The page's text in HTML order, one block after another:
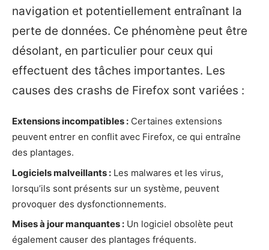
navigation et potentiellement entraînant la
perte de données. Ce phénomène peut être
désolant, en particulier pour ceux qui
effectuent des tâches importantes. Les
causes des crashs de Firefox sont variées :
Extensions incompatibles : Certaines extensions
peuvent entrer en conflit avec Firefox, ce qui entraîne
des plantages.
Logiciels malveillants : Les malwares et les virus,
lorsqu’ils sont présents sur un système, peuvent
provoquer des dysfonctionnements.
Mises à jour manquantes : Un logiciel obsolète peut
également causer des plantages fréquents.